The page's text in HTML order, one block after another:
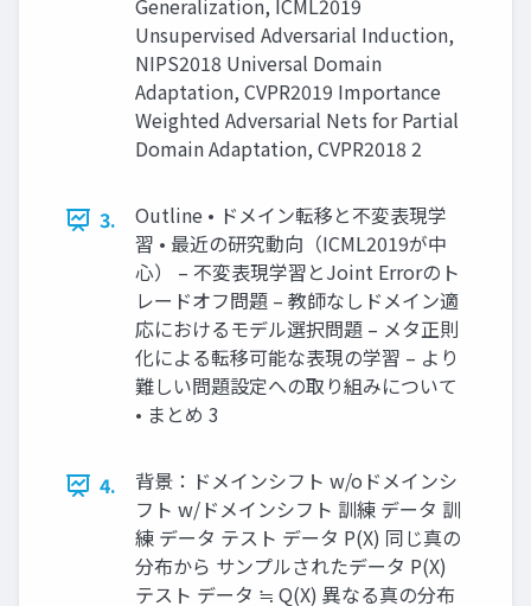
Generalization, ICML2019
Unsupervised Adversarial Induction,
NIPS2018 Universal Domain
Adaptation, CVPR2019 Importance
Weighted Adversarial Nets for Partial
Domain Adaptation, CVPR2018 2
3.
Outline • ドメイン転移と不変表現学
習 • 最近の研究動向（ICML2019が中
心） – 不変表現学習とJoint Errorのト
レードオフ問題 – 教師なしドメイン適
応におけるモデル選択問題 – メタ正則
化による転移可能な表現の学習 – より
難しい問題設定への取り組みについて
• まとめ 3
4.
背景：ドメインシフト w/oドメインシ
フト w/ドメインシフト 訓練 データ 訓
練 データ テスト データ P(X) 同じ真の
分布から サンプルされたデータ P(X)
テスト データ ≒ Q(X) 異なる真の分布